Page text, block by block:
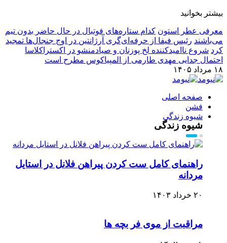
بیشتر بخوانید
معرفی عطر استون کدام ستاره‌های فوتبال در حال حاضر بدون تیم
می‌باشند رئیس فیفا از حرفه‌ای‌گری آرژانتین در اوج جنجال‌ها تمجید
کرد شروع ناامیدکننده لخ پوزنان و صیادمنشو در اکستراکلاسا
احتمال جدایی مهدی طارمی از المپیاکوس مطرح است
۱۸ مرداد ۱۴۰۵
صفحه اصلی
فشن
شیوه زندگی
شیوه زندگی
راهنمای کامل ست کردن پیراهن فلانل در استایل
مردانه
۲۰ خرداد ۱۴۰۳
مراقبت از موی فر بچه ها